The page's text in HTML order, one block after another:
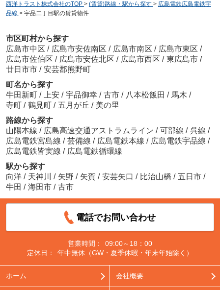
西洋トラスト株式会社のTOP > (賃貸)路線・駅から探す > 広島電鉄広島電鉄宇
品線 > 宇品二丁目駅の賃貸物件
市区町村から探す
広島市中区 / 広島市安佐南区 / 広島市南区 / 広島市東区 /
広島市佐伯区 / 広島市安佐北区 / 広島市西区 / 東広島市 /
廿日市市 / 安芸郡熊野町
町名から探す
牛田新町 / 上安 / 宇品御幸 / 古市 / 八本松飯田 / 馬木 /
寺町 / 鶴見町 / 五月が丘 / 美の里
路線から探す
山陽本線 / 広島高速交通アストラムライン / 可部線 / 呉線 /
広島電鉄宮島線 / 芸備線 / 広島電鉄本線 / 広島電鉄宇品線 /
広島電鉄皆実線 / 広島電鉄循環線
駅から探す
向洋 / 天神川 / 矢野 / 矢賀 / 安芸矢口 / 比治山橋 / 五日市 /
牛田 / 海田市 / 古市
電話でお問い合わせ
営業時間：
09:00～18：00
定休日：
年中無休（GW・夏季休暇・年末年始除く）
ホーム 会社概要